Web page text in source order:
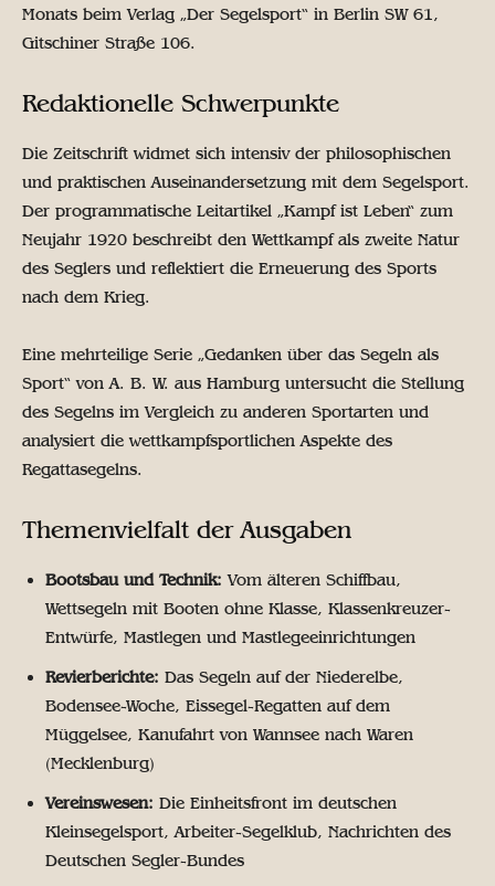
Monats beim Verlag „Der Segelsport“ in Berlin SW 61,
Gitschiner Straße 106.
Redaktionelle Schwerpunkte
Die Zeitschrift widmet sich intensiv der philosophischen
und praktischen Auseinandersetzung mit dem Segelsport.
Der programmatische Leitartikel „Kampf ist Leben“ zum
Neujahr 1920 beschreibt den Wettkampf als zweite Natur
des Seglers und reflektiert die Erneuerung des Sports
nach dem Krieg.
Eine mehrteilige Serie „Gedanken über das Segeln als
Sport“ von A. B. W. aus Hamburg untersucht die Stellung
des Segelns im Vergleich zu anderen Sportarten und
analysiert die wettkampfsportlichen Aspekte des
Regattasegelns.
Themenvielfalt der Ausgaben
Bootsbau und Technik: Vom älteren Schiffbau,
Wettsegeln mit Booten ohne Klasse, Klassenkreuzer-
Entwürfe, Mastlegen und Mastlegeeinrichtungen
Revierberichte: Das Segeln auf der Niederelbe,
Bodensee-Woche, Eissegel-Regatten auf dem
Müggelsee, Kanufahrt von Wannsee nach Waren
(Mecklenburg)
Vereinswesen: Die Einheitsfront im deutschen
Kleinsegelsport, Arbeiter-Segelklub, Nachrichten des
Deutschen Segler-Bundes